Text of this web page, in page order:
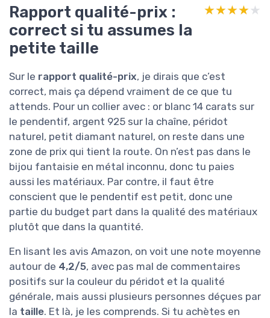
Rapport qualité-prix :
correct si tu assumes la
petite taille
★★★★★
★★★★★
Sur le rapport qualité-prix, je dirais que c’est
correct, mais ça dépend vraiment de ce que tu
attends. Pour un collier avec : or blanc 14 carats sur
le pendentif, argent 925 sur la chaîne, péridot
naturel, petit diamant naturel, on reste dans une
zone de prix qui tient la route. On n’est pas dans le
bijou fantaisie en métal inconnu, donc tu paies
aussi les matériaux. Par contre, il faut être
conscient que le pendentif est petit, donc une
partie du budget part dans la qualité des matériaux
plutôt que dans la quantité.
En lisant les avis Amazon, on voit une note moyenne
autour de 4,2/5, avec pas mal de commentaires
positifs sur la couleur du péridot et la qualité
générale, mais aussi plusieurs personnes déçues par
la taille. Et là, je les comprends. Si tu achètes en